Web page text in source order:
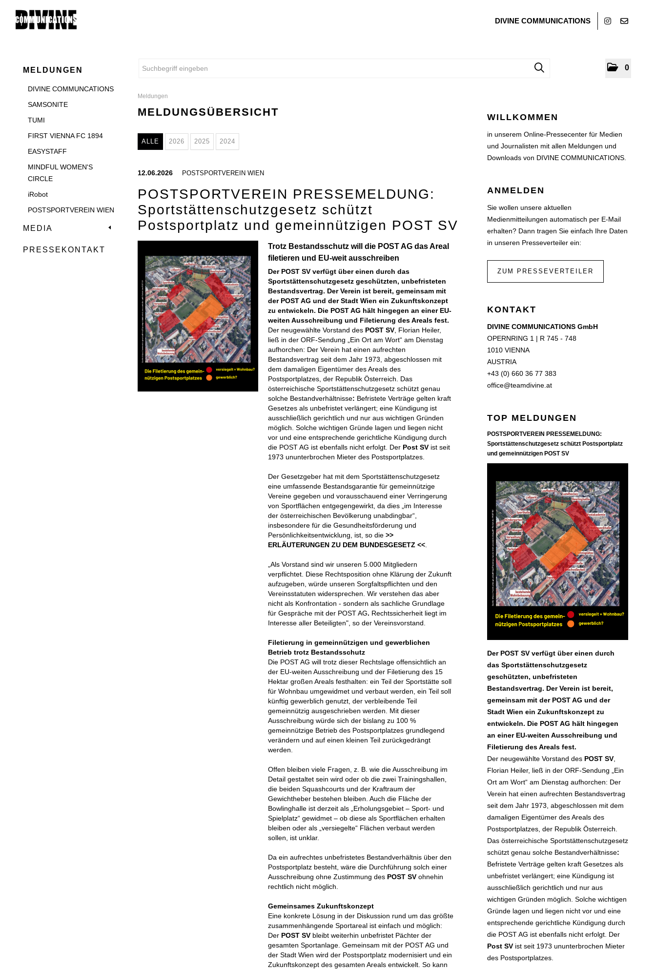
DIVINE COMMUNICATIONS
0
MELDUNGEN
DIVINE COMMUNCATIONS
SAMSONITE
TUMI
FIRST VIENNA FC 1894
EASYSTAFF
MINDFUL WOMEN'S
CIRCLE
iRobot
POSTSPORTVEREIN WIEN
MEDIA
PRESSEKONTAKT
Meldungen
MELDUNGSÜBERSICHT
ALLE 2026 2025 2024
12.06.2026 POSTSPORTVEREIN WIEN
POSTSPORTVEREIN PRESSEMELDUNG:
Sportstättenschutzgesetz schützt
Postsportplatz und gemeinnützigen POST SV
Trotz Bestandsschutz will die POST AG das Areal
filetieren und EU-weit ausschreiben
Der POST SV verfügt über einen durch das
Sportstättenschutzgesetz geschützten, unbefristeten
Bestandsvertrag. Der Verein ist bereit, gemeinsam mit
der POST AG und der Stadt Wien ein Zukunftskonzept
zu entwickeln. Die POST AG hält hingegen an einer EU-
weiten Ausschreibung und Filetierung des Areals fest.
Der neugewählte Vorstand des POST SV , Florian Heiler,
ließ in der ORF-Sendung „Ein Ort am Wort“ am Dienstag
aufhorchen: Der Verein hat einen aufrechten
Bestandsvertrag seit dem Jahr 1973, abgeschlossen mit
dem damaligen Eigentümer des Areals des
Postsportplatzes, der Republik Österreich. Das
österreichische Sportstättenschutzgesetz schützt genau
solche Bestandverhältnisse: Befristete Verträge gelten kraft
Gesetzes als unbefristet verlängert; eine Kündigung ist
ausschließlich gerichtlich und nur aus wichtigen Gründen
möglich. Solche wichtigen Gründe lagen und liegen nicht
vor und eine entsprechende gerichtliche Kündigung durch
die POST AG ist ebenfalls nicht erfolgt. Der Post SV ist seit
1973 ununterbrochen Mieter des Postsportplatzes.
Der Gesetzgeber hat mit dem Sportstättenschutzgesetz
eine umfassende Bestandsgarantie für gemeinnützige
Vereine gegeben und vorausschauend einer Verringerung
von Sportflächen entgegengewirkt, da dies „im Interesse
der österreichischen Bevölkerung unabdingbar“,
insbesondere für die Gesundheitsförderung und
Persönlichkeitsentwicklung, ist, so die >>
ERLÄUTERUNGEN ZU DEM BUNDESGESETZ <<
„Als Vorstand sind wir unseren 5.000 Mitgliedern
verpflichtet. Diese Rechtsposition ohne Klärung der Zukunft
aufzugeben, würde unseren Sorgfaltspflichten und den
Vereinsstatuten widersprechen. Wir verstehen das aber
nicht als Konfrontation - sondern als sachliche Grundlage
für Gespräche mit der POST AG. Rechtssicherheit liegt im
Interesse aller Beteiligten", so der Vereinsvorstand.
Filetierung in gemeinnützigen und gewerblichen
Betrieb trotz Bestandsschutz
Die POST AG will trotz dieser Rechtslage offensichtlich an
der EU-weiten Ausschreibung und der Filetierung des 15
Hektar großen Areals festhalten: ein Teil der Sportstätte soll
für Wohnbau umgewidmet und verbaut werden, ein Teil soll
künftig gewerblich genutzt, der verbleibende Teil
gemeinnützig ausgeschrieben werden. Mit dieser
Ausschreibung würde sich der bislang zu 100 %
gemeinnützige Betrieb des Postsportplatzes grundlegend
verändern und auf einen kleinen Teil zurückgedrängt
werden.
Offen bleiben viele Fragen, z. B. wie die Ausschreibung im
Detail gestaltet sein wird oder ob die zwei Trainingshallen,
die beiden Squashcourts und der Kraftraum der
Gewichtheber bestehen bleiben. Auch die Fläche der
Bowlinghalle ist derzeit als „Erholungsgebiet – Sport- und
Spielplatz“ gewidmet – ob diese als Sportflächen erhalten
bleiben oder als „versiegelte“ Flächen verbaut werden
sollen, ist unklar.
Da ein aufrechtes unbefristetes Bestandverhältnis über den
Postsportplatz besteht, wäre die Durchführung solch einer
Ausschreibung ohne Zustimmung des POST SV ohnehin
rechtlich nicht möglich.
Gemeinsames Zukunftskonzept
Eine konkrete Lösung in der Diskussion rund um das größte
zusammenhängende Sportareal ist einfach und möglich:
Der POST SV bleibt weiterhin unbefristet Pächter der
gesamten Sportanlage. Gemeinsam mit der POST AG und
der Stadt Wien wird der Postsportplatz modernisiert und ein
Zukunftskonzept des gesamten Areals entwickelt. So kann
WILLKOMMEN
in unserem Online-Pressecenter für Medien
und Journalisten mit allen Meldungen und
Downloads von DIVINE COMMUNICATIONS.
ANMELDEN
Sie wollen unsere aktuellen
Medienmitteilungen automatisch per E-Mail
erhalten? Dann tragen Sie einfach Ihre Daten
in unseren Presseverteiler ein:
ZUM PRESSEVERTEILER
KONTAKT
DIVINE COMMUNICATIONS GmbH
OPERNRING 1 | R 745 - 748
1010 VIENNA
AUSTRIA
+43 (0) 660 36 77 383
office@teamdivine.at
TOP MELDUNGEN
POSTSPORTVEREIN PRESSEMELDUNG:
Sportstättenschutzgesetz schützt Postsportplatz
und gemeinnützigen POST SV
Der POST SV verfügt über einen durch
das Sportstättenschutzgesetz
geschützten, unbefristeten
Bestandsvertrag. Der Verein ist bereit,
gemeinsam mit der POST AG und der
Stadt Wien ein Zukunftskonzept zu
entwickeln. Die POST AG hält hingegen
an einer EU-weiten Ausschreibung und
Filetierung des Areals fest.
Der neugewählte Vorstand des POST SV,
Florian Heiler, ließ in der ORF-Sendung „Ein
Ort am Wort“ am Dienstag aufhorchen: Der
Verein hat einen aufrechten Bestandsvertrag
seit dem Jahr 1973, abgeschlossen mit dem
damaligen Eigentümer des Areals des
Postsportplatzes, der Republik Österreich.
Das österreichische Sportstättenschutzgesetz
schützt genau solche Bestandverhältnisse:
Befristete Verträge gelten kraft Gesetzes als
unbefristet verlängert; eine Kündigung ist
ausschließlich gerichtlich und nur aus
wichtigen Gründen möglich. Solche wichtigen
Gründe lagen und liegen nicht vor und eine
entsprechende gerichtliche Kündigung durch
die POST AG ist ebenfalls nicht erfolgt. Der
Post SVist seit 1973 ununterbrochen Mieter
des Postsportplatzes.